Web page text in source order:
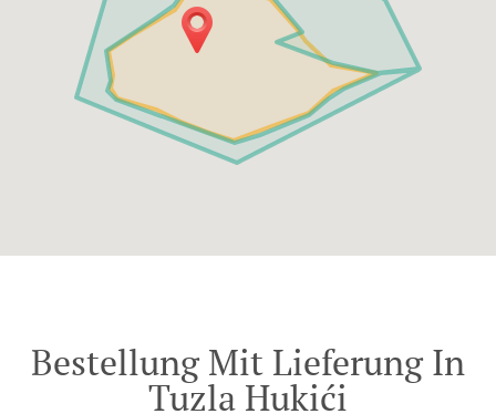
Bestellung Mit Lieferung In
Tuzla Hukići